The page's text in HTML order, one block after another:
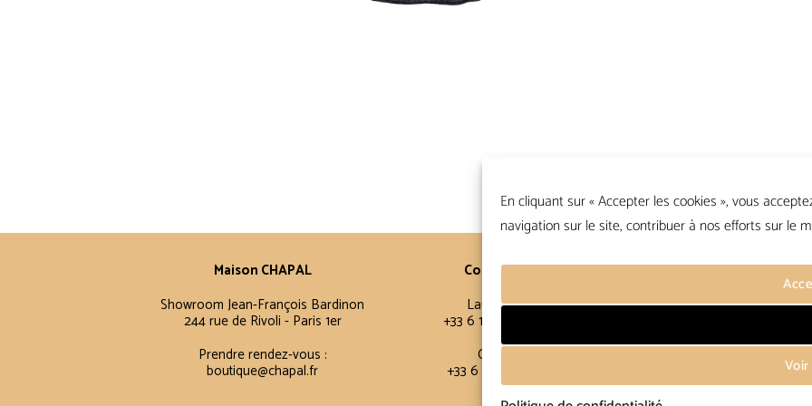
En cliquant sur « Accepter les cookies », vous
navigation sur le site, contribuer à nos efforts sur le
Maison CHAPAL
Showroom Jean-François Bardinon
244 rue de Rivoli - Paris 1er
Prendre rendez-vous :
boutique@chapal.fr
Contacts
Laurence
+33 6 16 11 56 60
Claire
+33 6 12 15 15 61
Conditions Générales
FAQ